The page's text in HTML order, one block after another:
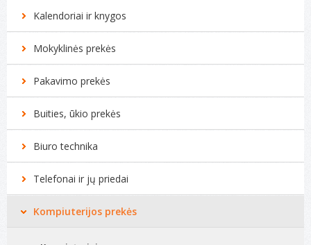
Kalendoriai ir knygos
Mokyklinės prekės
Pakavimo prekės
Buities, ūkio prekės
Biuro technika
Telefonai ir jų priedai
Kompiuterijos prekės